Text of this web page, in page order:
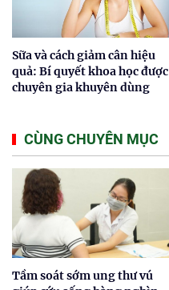
Sữa và cách giảm cân hiệu
quả: Bí quyết khoa học được
chuyên gia khuyên dùng
CÙNG CHUYÊN MỤC
Tầm soát sớm ung thư vú